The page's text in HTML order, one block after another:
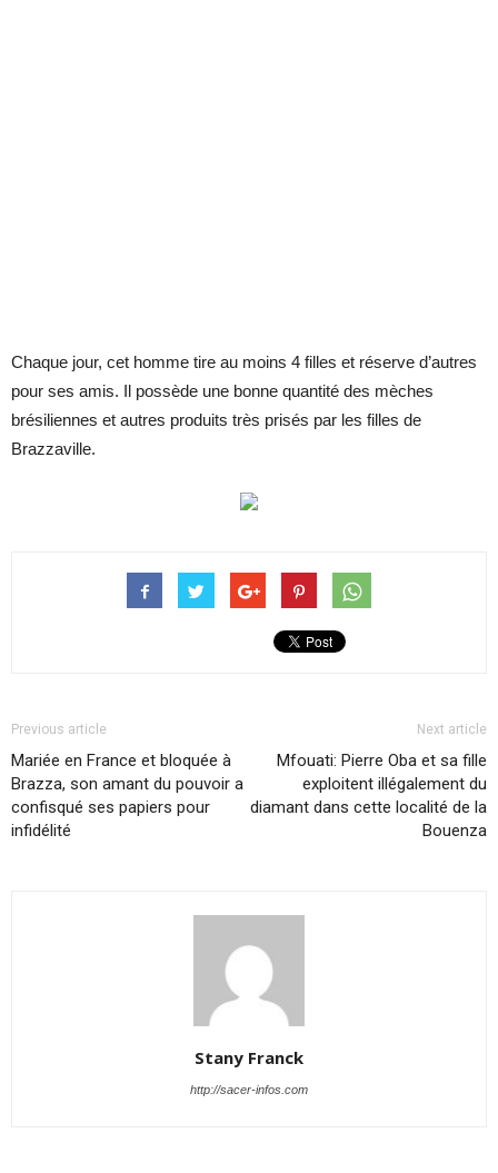
Chaque jour, cet homme tire au moins 4 filles et réserve d’autres
pour ses amis. Il possède une bonne quantité des mèches
brésiliennes et autres produits très prisés par les filles de
Brazzaville.
Previous article
Mariée en France et bloquée à
Brazza, son amant du pouvoir a
confisqué ses papiers pour
infidélité
Next article
Mfouati: Pierre Oba et sa fille
exploitent illégalement du
diamant dans cette localité de la
Bouenza
Stany Franck
http://sacer-infos.com